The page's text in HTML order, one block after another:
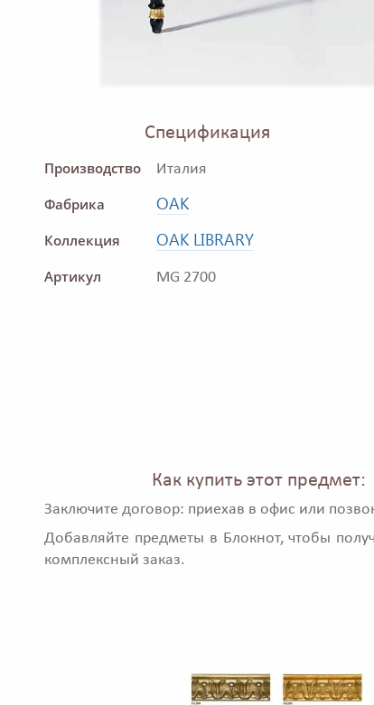
Спецификация
Производство Италия
Фабрика OAK
Коллекция OAK LIBRARY
Артикул MG 2700
Как купить этот предмет:
Заключите договор: приехав в офис или
Добавляйте предметы в Блокнот, чтобы
комплексный заказ.